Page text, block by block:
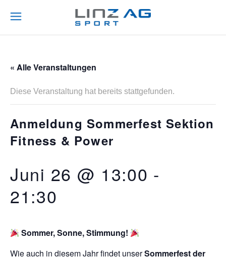
« Alle Veranstaltungen
Diese Veranstaltung hat bereits stattgefunden.
Anmeldung Sommerfest Sektion
Fitness & Power
Juni 26 @ 13:00 -
21:30
Sommer, Sonne, Stimmung!
Wie auch in diesem Jahr findet unserSommerfest der